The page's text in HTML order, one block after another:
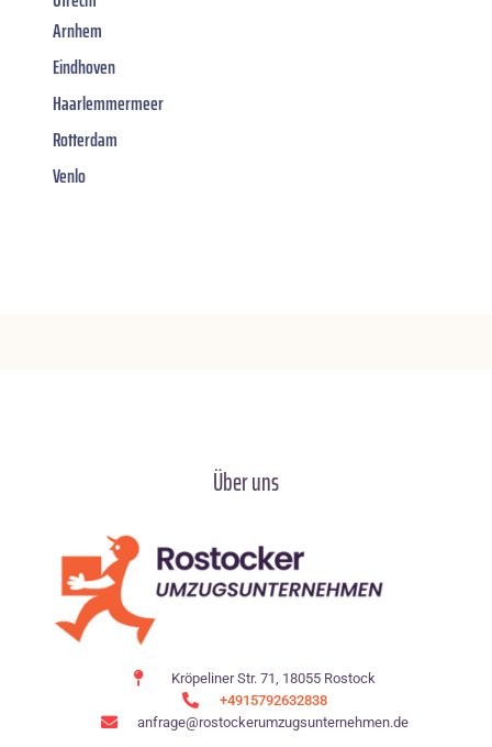
Arnhem
Eindhoven
Haarlemmermeer
Rotterdam
Venlo
Über uns
Kröpeliner Str. 71, 18055 Rostock
+4915792632838
anfrage@rostockerumzugsunternehmen.de